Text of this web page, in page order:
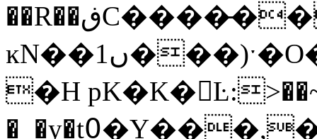
��R��ڧC����̵�����G��TA��Q8M�ު��
ĸN��ں1���)ˑ�O��~��ys�T��%R�
�H
�_�y�t߀�Y���,�*=4 ӹ�<�����잫KŹ